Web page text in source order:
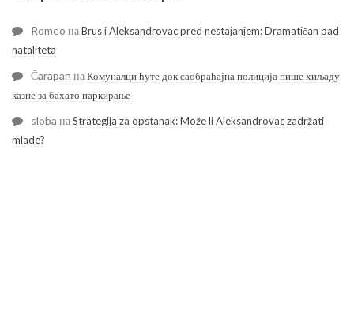
Romeo наBrus i Aleksandrovac pred nestajanjem: Dramatičan pad
nataliteta
Čarapan наКомуналци ћуте док саобраћајна полиција пише хиљаду
казне за бахато паркирање
sloba наStrategija za opstanak: Može li Aleksandrovac zadržati
mlade?